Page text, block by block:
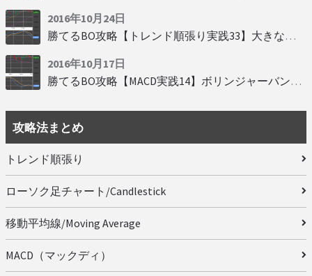
2016年10月24日
勝てるBO攻略【トレンド順張り実践33】大きな変動にすべり込み
2016年10月17日
勝てるBO攻略【MACD実践14】ボリンジャーバンドとともに相場を読む
攻略法まとめ
トレンド順張り
ローソク足チャート/Candlestick
移動平均線/Moving Average
MACD（マックディ）